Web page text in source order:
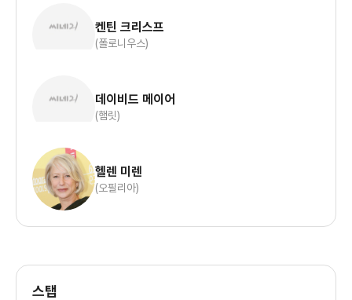
켄틴 크리스프
(폴로니우스)
데이비드 메이어
(햄릿)
헬렌 미렌
(오필리아)
스탭